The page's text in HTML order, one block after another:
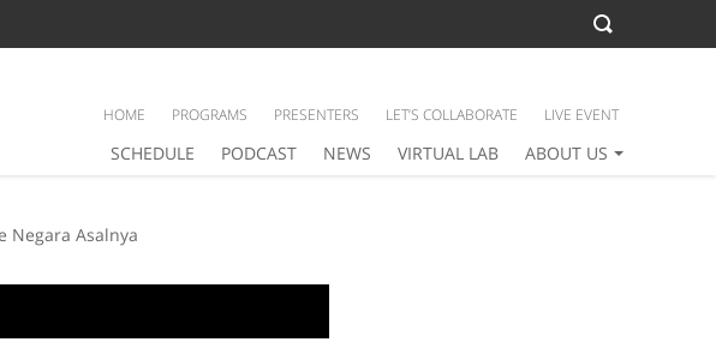
SCHEDULE PODCAST NEWS VIRTUAL LAB ABOUT US
HOME PROGRAMS PRESENTERS LET’S COLLABORATE LIVE EVENT
Negara Asalnya